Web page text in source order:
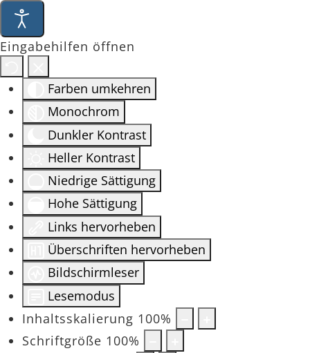
Eingabehilfen öffnen
Farben umkehren
Monochrom
Dunkler Kontrast
Heller Kontrast
Niedrige Sättigung
Hohe Sättigung
Links hervorheben
Überschriften hervorheben
Bildschirmleser
Lesemodus
Inhaltsskalierung 100%
Schriftgröße 100%